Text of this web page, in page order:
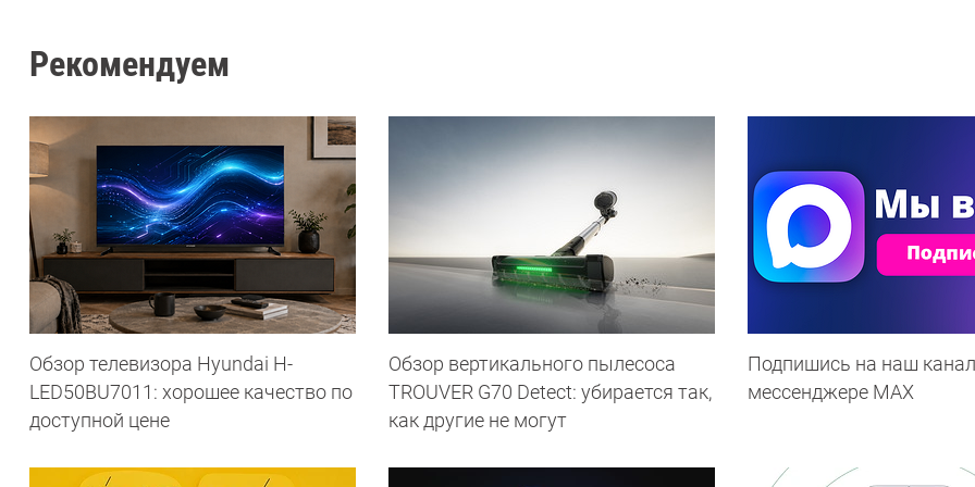
Рекомендуем
Обзор телевизора Hyundai H-
LED50BU7011: хорошее качество по
доступной цене
Обзор вертикального пылесоса
TROUVER G70 Detect: убирается так,
как другие не могут
Подпишись на наш
мессенджере МАХ